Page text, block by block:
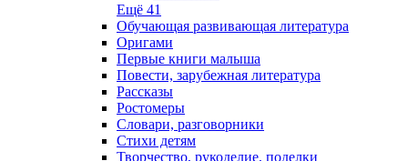
Ещё 41
Обучающая развивающая литература
Оригами
Первые книги малыша
Повести, зарубежная литература
Рассказы
Ростомеры
Словари, разговорники
Стихи детям
Творчество, рукоделие, поделки